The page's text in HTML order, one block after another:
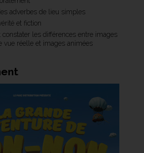
adverbes de lieu simples
et fiction
constater les différences entre images
vue réelle et images animées